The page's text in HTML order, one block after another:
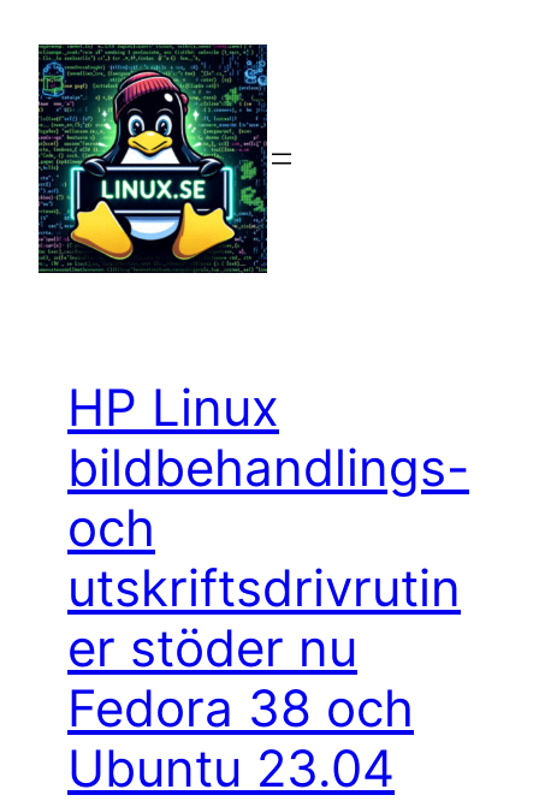
innehåll
HP Linux
bildbehandlings-
och
utskriftsdrivrutin
er stöder nu
Fedora 38 och
Ubuntu 23.04